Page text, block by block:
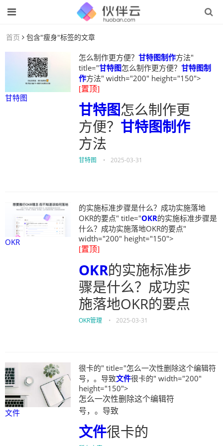
首页 包含"瘦身"标签的文章
甘特图
怎么制作更方便？ 甘特图制作方法"
title="甘特图怎么制作更方便？ 甘特图制
作方法" width="200" height="150">
[置顶]
甘特图怎么制作更
方便？ 甘特图制作
方法
甘特图 • 2025-03-31
OKR
的实施标准步骤是什么？成功实施落地
OKR的要点" title="OKR的实施标准步骤是
什么？成功实施落地OKR的要点"
width="200" height="150">
[置顶]
OKR的实施标准步
骤是什么？成功实
施落地OKR的要点
OKR管理 • 2025-03-31
文件
很卡的" title="怎么一次性删除这个编辑符
号，。导致文件很卡的" width="200"
height="150">
怎么一次性删除这个编辑符
号，。导致
文件很卡的